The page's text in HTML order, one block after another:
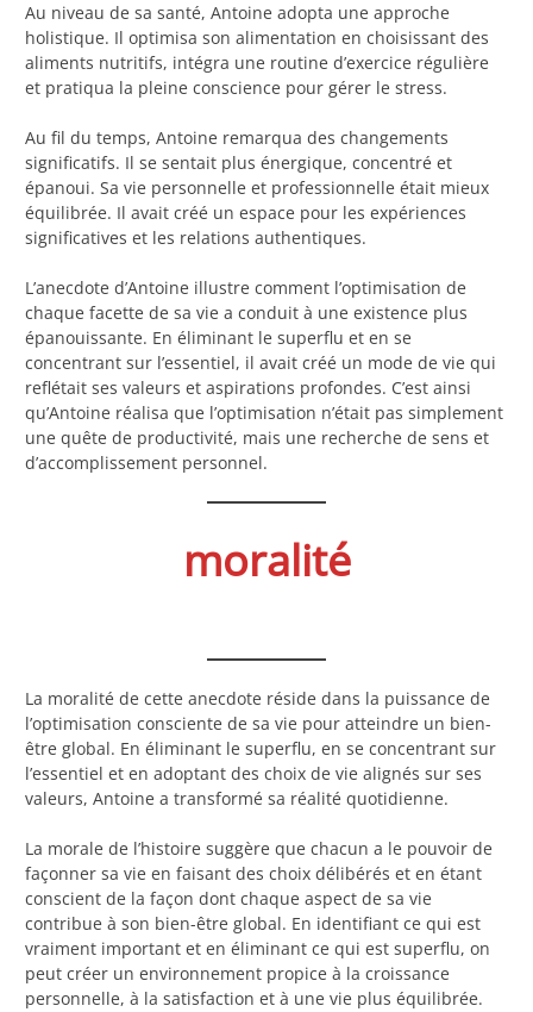
Au niveau de sa santé, Antoine adopta une approche
holistique. Il optimisa son alimentation en choisissant des
aliments nutritifs, intégra une routine d’exercice régulière
et pratiqua la pleine conscience pour gérer le stress.
Au fil du temps, Antoine remarqua des changements
significatifs. Il se sentait plus énergique, concentré et
épanoui. Sa vie personnelle et professionnelle était mieux
équilibrée. Il avait créé un espace pour les expériences
significatives et les relations authentiques.
L’anecdote d’Antoine illustre comment l’optimisation de
chaque facette de sa vie a conduit à une existence plus
épanouissante. En éliminant le superflu et en se
concentrant sur l’essentiel, il avait créé un mode de vie qui
reflétait ses valeurs et aspirations profondes. C’est ainsi
qu’Antoine réalisa que l’optimisation n’était pas simplement
une quête de productivité, mais une recherche de sens et
d’accomplissement personnel.
moralité
La moralité de cette anecdote réside dans la puissance de
l’optimisation consciente de sa vie pour atteindre un bien-
être global. En éliminant le superflu, en se concentrant sur
l’essentiel et en adoptant des choix de vie alignés sur ses
valeurs, Antoine a transformé sa réalité quotidienne.
La morale de l’histoire suggère que chacun a le pouvoir de
façonner sa vie en faisant des choix délibérés et en étant
conscient de la façon dont chaque aspect de sa vie
contribue à son bien-être global. En identifiant ce qui est
vraiment important et en éliminant ce qui est superflu, on
peut créer un environnement propice à la croissance
personnelle, à la satisfaction et à une vie plus équilibrée.